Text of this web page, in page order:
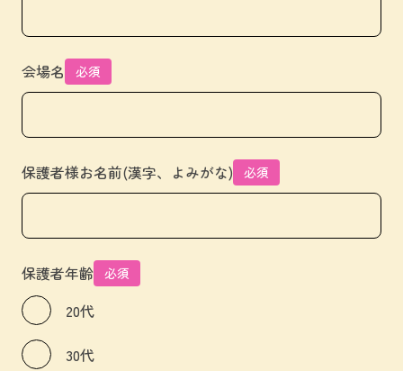
会場名 必須
保護者様お名前(漢字、よみがな) 必須
保護者年齢 必須
20代
30代